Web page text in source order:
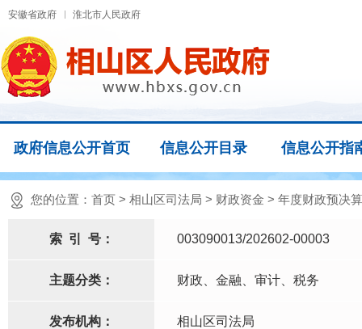
安徽省政府 淮北市人民政府
政府信息公开首页 信息公开目录 信息公开指
您的位置： 首页 > 相山区司法局 > 财政资金 > 年度财政预决
索 引 号： 003090013/202602-00003
主题分类： 财政、金融、审计、税务
发布机构： 相山区司法局